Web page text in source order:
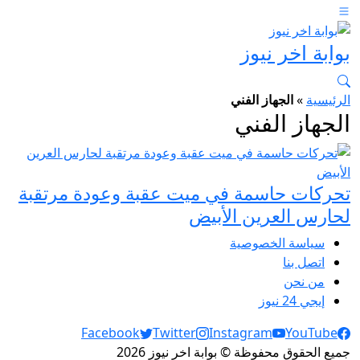
بوابة اخر نيوز
الرئيسية »الجهاز الفني
الجهاز الفني
تحركات حاسمة في ميت عقبة وعودة مرتقبة
لحارس العرين الأبيض
سياسة الخصوصية
اتصل بنا
من نحن
إيجي 24 نيوز
Social Links
Facebook Twitter Instagram
YouTube
جميع الحقوق محفوظة © بوابة اخر نيوز 2026